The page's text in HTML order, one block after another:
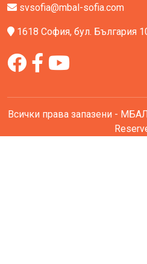
svsofia@mbal-sofia.com
1618 София, бул. България
Всички права запазени -